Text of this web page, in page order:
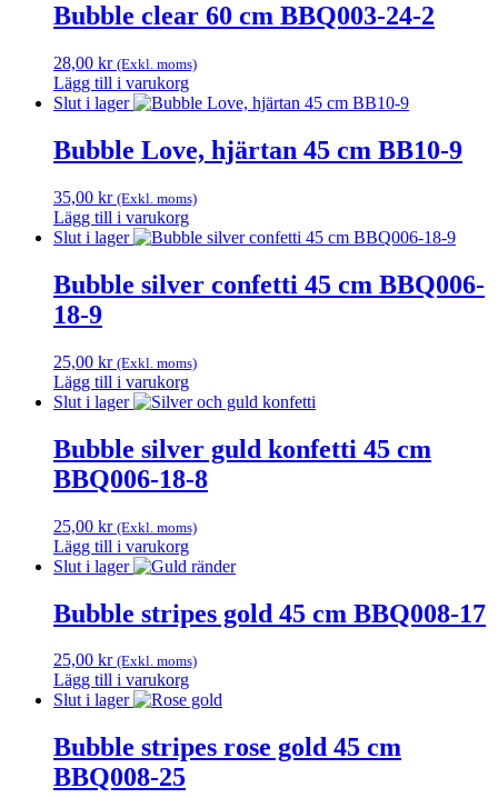
Bubble clear 60 cm BBQ003-24-2
28,00 kr (Exkl. moms)
Lägg till i varukorg
Slut i lager
Bubble Love, hjärtan 45 cm BB10-9
35,00 kr (Exkl. moms)
Lägg till i varukorg
Slut i lager
Bubble silver confetti 45 cm BBQ006-
18-9
25,00 kr (Exkl. moms)
Lägg till i varukorg
Slut i lager
Bubble silver guld konfetti 45 cm
BBQ006-18-8
25,00 kr (Exkl. moms)
Lägg till i varukorg
Slut i lager
Bubble stripes gold 45 cm BBQ008-17
25,00 kr (Exkl. moms)
Lägg till i varukorg
Slut i lager
Bubble stripes rose gold 45 cm
BBQ008-25